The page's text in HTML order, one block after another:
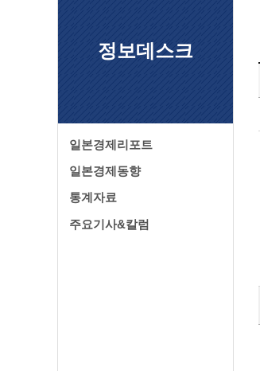
정보데스크
일본경제리포트
일본경제동향
통계자료
주요기사&칼럼